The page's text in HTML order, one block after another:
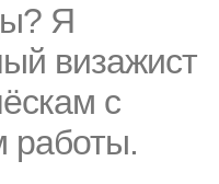
Я
визажист
с
работы.